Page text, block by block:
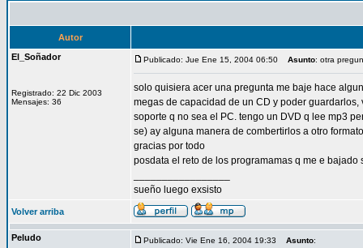
Autor
El_Soñador
Registrado: 22 Dic 2003
Mensajes: 36
Publicado: Jue Ene 15, 2004 06:50 Asunto: otra
solo quisiera acer una pregunta me baje hace
megas de capacidad de un CD y poder
soporte q no sea el PC. tengo un DVD q lee mp3
se) ay alguna manera de combertirlos a otro
gracias por todo
posdata el reto de los programamas q me e
sueño luego exsisto
Volver arriba
Peludo Publicado: Vie Ene 16, 2004 19:33 Asunto: